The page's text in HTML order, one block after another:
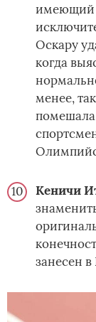
имеющий
Оскару
когда
менее,
помешала
Кеничи
занесен